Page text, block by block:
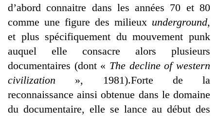
d’abord connaitre dans les années 70 et 80
comme une figure des milieux underground,
et plus spécifiquement du mouvement punk
auquel elle consacre alors plusieurs
documentaires (dont « The decline of western
civilization », 1981).Forte de la
reconnaissance ainsi obtenue dans le domaine
du documentaire, elle se lance au début des